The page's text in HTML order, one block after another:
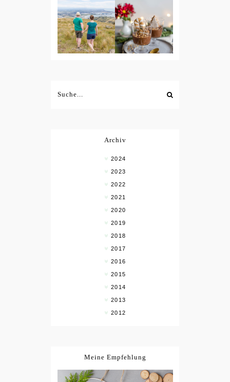
Archiv
2024
2023
2022
2021
2020
2019
2018
2017
2016
2015
2014
2013
2012
Meine Empfehlung